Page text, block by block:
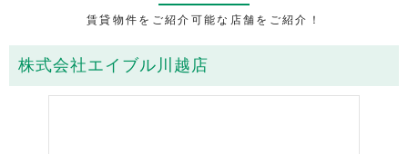
賃貸物件をご紹介可能な店舗をご紹介！
株式会社エイブル川越店